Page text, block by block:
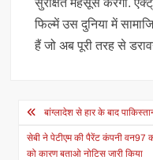
सुरक्षित महसूस करेगी.
फिल्में उस दुनिया में
हैं जो अब पूरी तरह से
Post
navigation
बांग्लादेश से हार के बाद
सेबी ने पेटीएम की पैरेंट कंपनी वन97
को कारण बताओ नोटिस जारी किया